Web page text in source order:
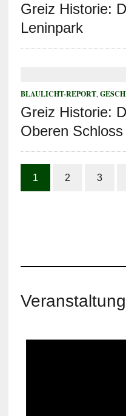
Greiz Historie:
Leninpark
BLAULICHT-REPORT,
Greiz Historie:
Oberen Schloss
1 2 3